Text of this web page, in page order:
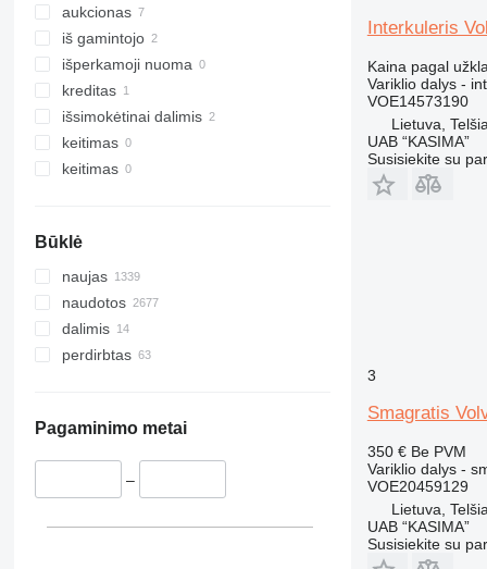
390
416
420
422
424
426
428
438
444
631
730
972
C-series
D series
aukcionas
iš gamintojo
išperkamoji nuoma
kreditas
išsimokėtinai dalimis
keitimas
keitimas
Būklė
naujas
naudotos
dalimis
perdirbtas
Pagaminimo metai
–
Interkuleris
Kaina pagal
Variklio dalys -
VOE14573190
Lietuva,
UAB “KASIMA”
Susisiekite su
3
Smagratis
350 € Be PVM
Variklio dalys -
VOE20459129
Lietuva,
UAB “KASIMA”
Susisiekite su